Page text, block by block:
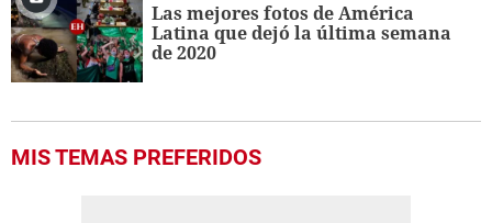
Las mejores fotos de América
Latina que dejó la última semana
de 2020
MIS TEMAS PREFERIDOS